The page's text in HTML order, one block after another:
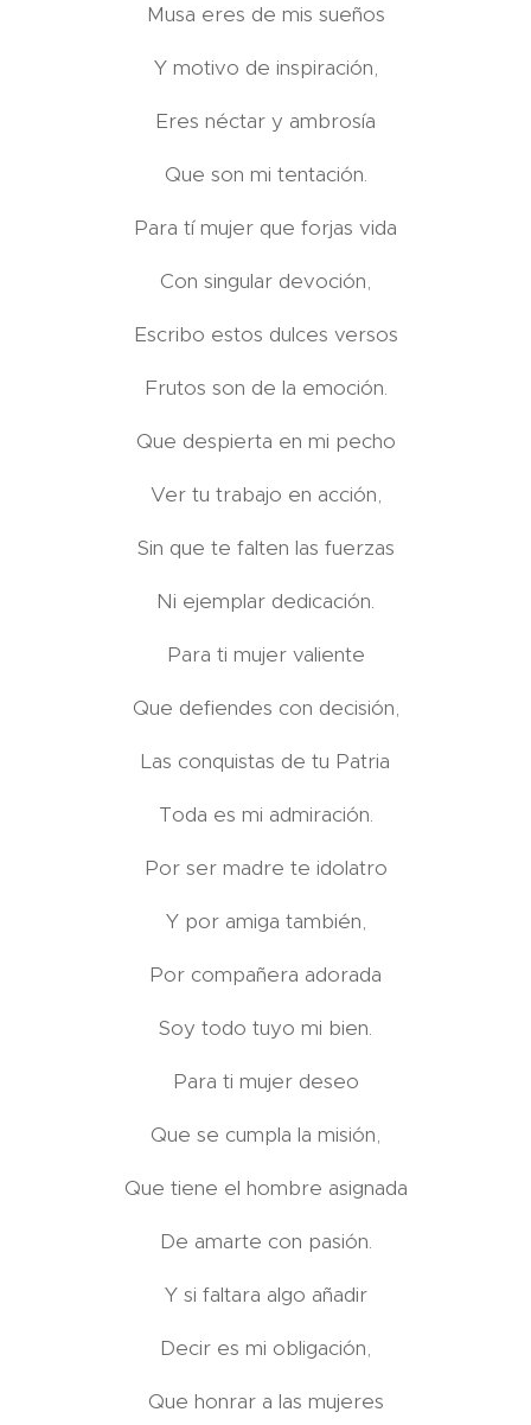
Musa eres de mis sueños
Y motivo de inspiración,
Eres néctar y ambrosía
Que son mi tentación.
Para tí mujer que forjas vida
Con singular devoción,
Escribo estos dulces versos
Frutos son de la emoción.
Que despierta en mi pecho
Ver tu trabajo en acción,
Sin que te falten las fuerzas
Ni ejemplar dedicación.
Para ti mujer valiente
Que defiendes con decisión,
Las conquistas de tu Patria
Toda es mi admiración.
Por ser madre te idolatro
Y por amiga también,
Por compañera adorada
Soy todo tuyo mi bien.
Para ti mujer deseo
Que se cumpla la misión,
Que tiene el hombre asignada
De amarte con pasión.
Y si faltara algo añadir
Decir es mi obligación,
Que honrar a las mujeres